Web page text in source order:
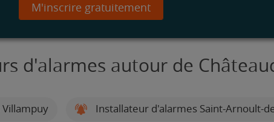
M'inscrire gratuitement
d'alarmes autour de
Installateur d'alarmes Saint-Arnoult-